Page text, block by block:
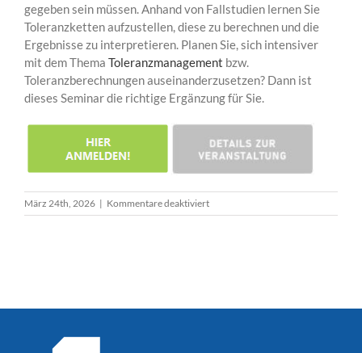
gegeben sein müssen. Anhand von Fallstudien lernen Sie
Toleranzketten aufzustellen, diese zu berechnen und die
Ergebnisse zu interpretieren. Planen Sie, sich intensiver
mit dem Thema Toleranzmanagement bzw.
Toleranzberechnungen auseinanderzusetzen? Dann ist
dieses Seminar die richtige Ergänzung für Sie.
März 24th, 2026 | Kommentare deaktiviertfür
Toleranzmanagement